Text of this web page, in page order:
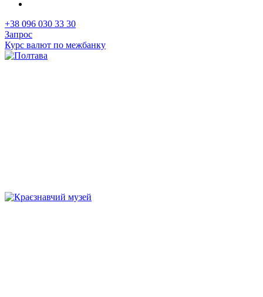
+38 096 030 33 30
Запрос
Курс валют по межбанку